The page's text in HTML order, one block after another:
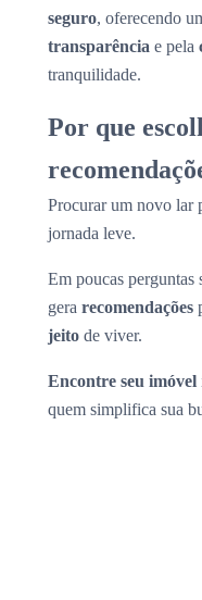
seguro, oferecendo
transparência e pela
tranquilidade.
Por que
Procurar um novo lar
jornada leve.
Em poucas perguntas
gera recomendações
jeito de viver.
Encontre seu imóvel
quem simplifica sua